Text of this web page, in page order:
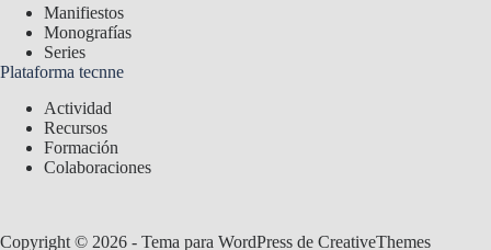
Manifiestos
Monografías
Series
Plataforma tecnne
Actividad
Recursos
Formación
Colaboraciones
Copyright © 2026 - Tema para WordPress de CreativeThemes